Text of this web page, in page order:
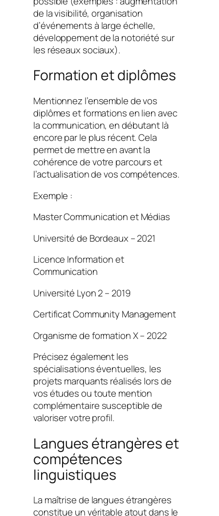
de la visibilité, organisation
d’événements à large échelle,
développement de la notoriété sur
les réseaux sociaux).
Formation et diplômes
Mentionnez l’ensemble de vos
diplômes et formations en lien avec
la communication, en débutant là
encore par le plus récent. Cela
permet de mettre en avant la
cohérence de votre parcours et
l’actualisation de vos compétences.
Exemple :
Master Communication et Médias
Université de Bordeaux – 2021
Licence Information et
Communication
Université Lyon 2 – 2019
Certificat Community Management
Organisme de formation X – 2022
Précisez également les
spécialisations éventuelles, les
projets marquants réalisés lors de
vos études ou toute mention
complémentaire susceptible de
valoriser votre profil.
Langues étrangères et
compétences
linguistiques
La maîtrise de langues étrangères
constitue un véritable atout dans le